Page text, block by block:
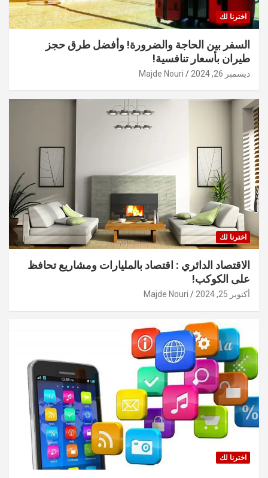
اخترنا لك
السفر بين الحاجة والضرورة! وأفضل طرق حجز
طيران بأسعار تنافسية!
ديسمبر 26, 2024 Majde Nouri
اخترنا لك
الاقتصاد الدائري : اقتصاد بالمليارات ومشاريع تحافظ
على الكوكب!
أكتوبر 25, 2024 Majde Nouri
اخترنا لك